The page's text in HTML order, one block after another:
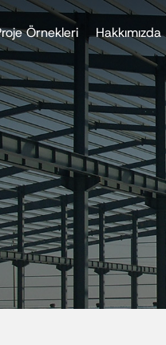
Örnekleri Hakkımızda